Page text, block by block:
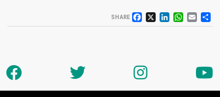
SHARE FACEBOOK
X